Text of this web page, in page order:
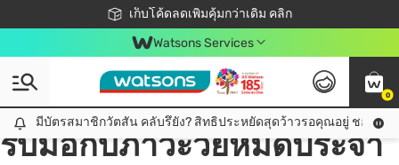
เก็บโค้ดลดเพิ่มคุ้มกว่าเดิม คลิก
ชอปออนไลน์ครั้งแรก ลดเพิ่มจุก ๆ 10%! 🎉
📦ส่งฟรี! เมื่อชอป 499฿
สมาชิกวัตสัน คลับดียังไง?
Watsons Services
0
มีบัตรสมาชิกวัตสัน คลับรึยัง? สิทธิประหยัดสุดว้าวรอคุณอยู่ ชอปคุ้มกว่าเดิม คลิก!
มีบัตรสมาชิกวัตสัน คลับรึยัง? สิทธิประหยัดสุดว้าวรอคุณอยู่ ชอปคุ้มก
All
ดูแลสุขภาพ
รับมือกับภาวะวัยหมดประจำ